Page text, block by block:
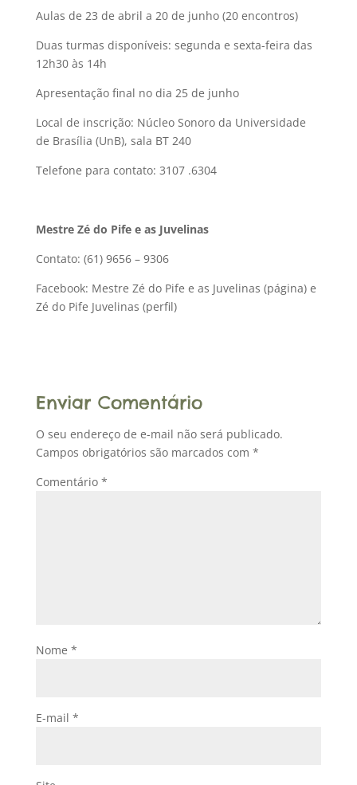
Aulas de 23 de abril a 20 de junho (20 encontros)
Duas turmas disponíveis: segunda e sexta-feira das
12h30 às 14h
Apresentação final no dia 25 de junho
Local de inscrição: Núcleo Sonoro da Universidade
de Brasília (UnB), sala BT 240
Telefone para contato: 3107 .6304
Mestre Zé do Pife e as Juvelinas
Contato: (61) 9656 – 9306
Facebook: Mestre Zé do Pife e as Juvelinas (página) e
Zé do Pife Juvelinas (perfil)
Enviar Comentário
O seu endereço de e-mail não será publicado.
Campos obrigatórios são marcados com *
Comentário *
Nome *
E-mail *